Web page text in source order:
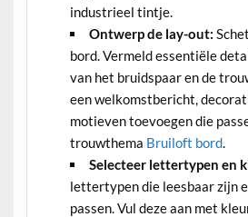
industrieel tintje.
Ontwerp de lay-out:
bord. Vermeld essentiële
van het bruidspaar en de
een welkomstbericht,
motieven toevoegen die
trouwthema Bruiloft bord.
Selecteer lettertypen en
lettertypen die leesbaar zijn
passen. Vul deze aan met